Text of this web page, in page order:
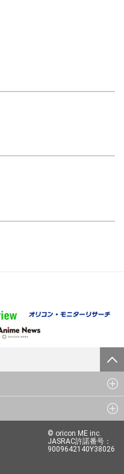
© oricon ME inc.
JASRAC許諾番号：
9009642140Y38026